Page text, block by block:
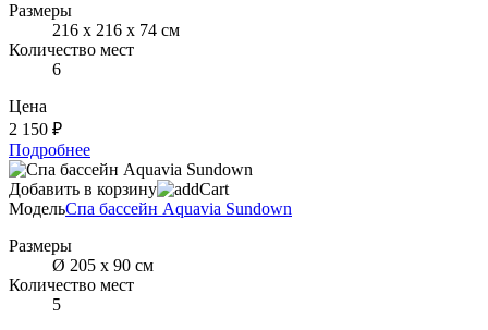
Размеры
216 х 216 х 74 см
Количество мест
6
Цена
2 150 ₽
Подробнее
Добавить в корзину
МодельСпа бассейн Aquavia Sundown
Размеры
Ø 205 x 90 см
Количество мест
5